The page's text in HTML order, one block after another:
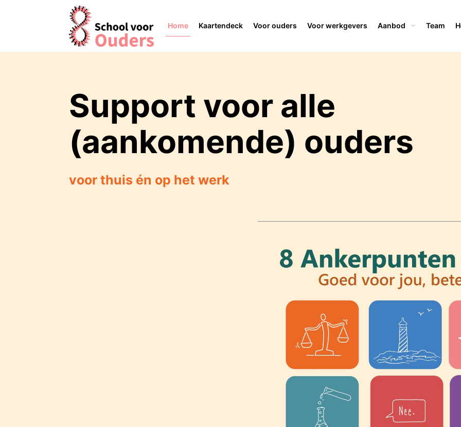
Home Kaartendeck Voor ouders Voor werkgevers Aanbod Team
Support voor alle
(aankomende) ouders
voor thuis én op het werk